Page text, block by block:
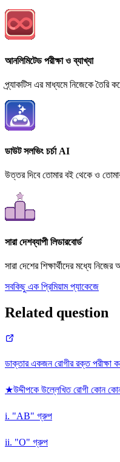
আনলিমিটেড পরীক্ষা ও ব্যাখ্যা
প্র্যাকটিস এর মাধ্যমে নিজেকে তৈরি
ডাউট সলভিং চর্চা AI
উত্তর দিবে তোমার বই থেকে ও
সারা দেশব্যাপী লিডারবোর্ড
সারা দেশের শিক্ষার্থীদের মধ্যে নিজের
সবকিছু এক প্রিমিয়াম প্যাকেজে
Related question
ডাক্তার একজন রোগীর রক্ত পরীক্ষা
★উদ্দীপকে উল্লেখিত রোগী কোন
i. "AB" গ্রুপ
ii. "O" গ্রুপ